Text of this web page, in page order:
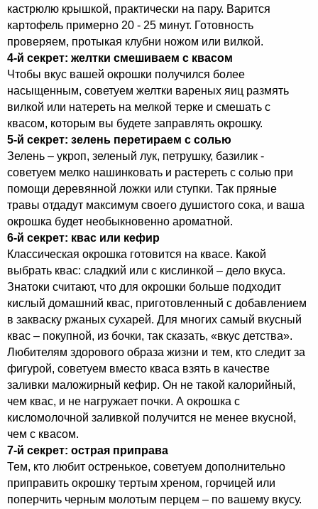
кастрюлю крышкой, практически на пару. Варится
картофель примерно 20 - 25 минут. Готовность
проверяем, протыкая клубни ножом или вилкой.
4-й секрет: желтки смешиваем с квасом
Чтобы вкус вашей окрошки получился более
насыщенным, советуем желтки вареных яиц размять
вилкой или натереть на мелкой терке и смешать с
квасом, которым вы будете заправлять окрошку.
5-й секрет: зелень перетираем с солью
Зелень – укроп, зеленый лук, петрушку, базилик -
советуем мелко нашинковать и растереть с солью при
помощи деревянной ложки или ступки. Так пряные
травы отдадут максимум своего душистого сока, и ваша
окрошка будет необыкновенно ароматной.
6-й секрет: квас или кефир
Классическая окрошка готовится на квасе. Какой
выбрать квас: сладкий или с кислинкой – дело вкуса.
Знатоки считают, что для окрошки больше подходит
кислый домашний квас, приготовленный с добавлением
в закваску ржаных сухарей. Для многих самый вкусный
квас – покупной, из бочки, так сказать, «вкус детства».
Любителям здорового образа жизни и тем, кто следит за
фигурой, советуем вместо кваса взять в качестве
заливки маложирный кефир. Он не такой калорийный,
чем квас, и не нагружает почки. А окрошка с
кисломолочной заливкой получится не менее вкусной,
чем с квасом.
7-й секрет: острая приправа
Тем, кто любит остренькое, советуем дополнительно
приправить окрошку тертым хреном, горчицей или
поперчить черным молотым перцем – по вашему вкусу.